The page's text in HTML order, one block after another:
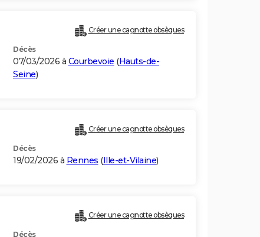
Créer une cagnotte obsèques
Décès
07/03/2026 à Courbevoie (Hauts-de-
Seine)
Créer une cagnotte obsèques
Décès
19/02/2026 à Rennes (Ille-et-Vilaine)
Créer une cagnotte obsèques
Décès